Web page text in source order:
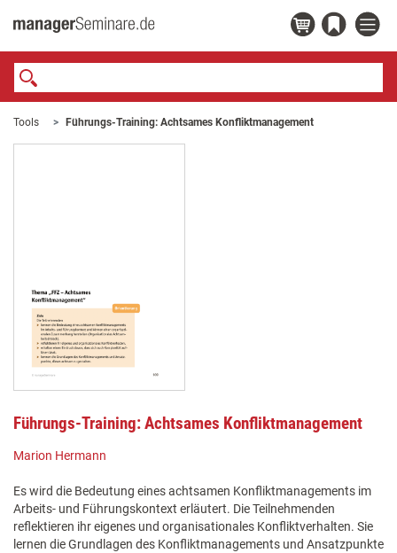
Tools Führungs-Training: Achtsames Konfliktmanagement
Führungs-Training: Achtsames Konfliktmanagement
Marion Hermann
Es wird die Bedeutung eines achtsamen Konfliktmanagements im
Arbeits- und Führungskontext erläutert. Die Teilnehmenden
reflektieren ihr eigenes und organisationales Konfliktverhalten. Sie
lernen die Grundlagen des Konfliktmanagements und Ansatzpunkte